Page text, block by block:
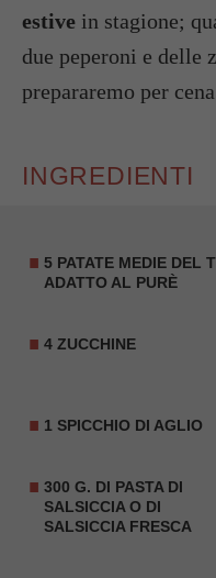
estive in stagione;
due peperoni e
prepararemo per
INGREDIENTI
5 PATATE MEDIE DEL
ADATTO AL PURÈ
4 ZUCCHINE
1 SPICCHIO DI AGLIO
300 G. DI PASTA DI
SALSICCIA O DI
SALSICCIA FRESCA